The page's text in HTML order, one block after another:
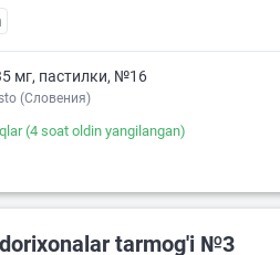
XX-XX
мг, пастилки, №16
(Словения)
(4 soat oldin yangilangan)
tarmog'i №3